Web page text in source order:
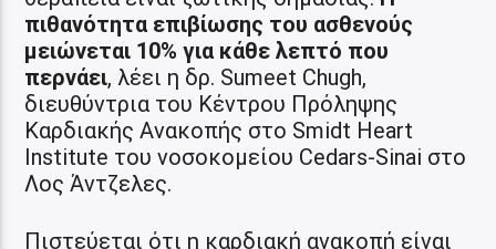
πιθανότητα επιβίωσης του ασθενούς
μειώνεται 10% για κάθε λεπτό που
περνάει, λέει η δρ. Sumeet Chugh,
διευθύντρια του Κέντρου Πρόληψης
Καρδιακής Ανακοπής στο Smidt Heart
Institute του νοσοκομείου Cedars-Sinai στο
Λος Άντζελες.
Πιστεύεται ότι η καρδιακή ανακοπή είναι